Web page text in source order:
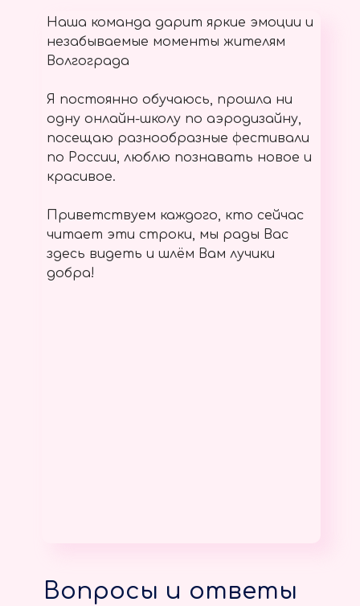
Наша команда дарит яркие эмоции и
незабываемые моменты жителям
Волгограда
Я постоянно обучаюсь, прошла ни
одну онлайн-школу по аэродизайну,
посещаю разнообразные фестивали
по России, люблю познавать новое и
красивое.
Приветствуем каждого, кто сейчас
читает эти строки, мы рады Вас
здесь видеть и шлём Вам лучики
добра!
Вопросы и ответы